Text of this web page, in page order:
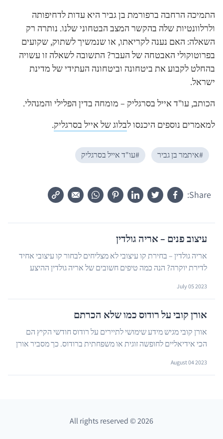
התמיכה הרחבה ברפורמת בן גביר היא עדות לדחיפותה
ולרלוונטיות שלה בהקשר המצב הבטחוני שלנו. נותרה רק
השאלה: האם נענה לקריאתו, או שנמשיך לשתוק, שקועים
בפרוטוקולי האבטחה של העבר? התשובה לשאלה זו עשויה
בהחלט לקבוע את ביטחונה וביטחונה העתידי של מדינת
ישראל.
הכותב, עו"ד אייל בסרגליק – מומחה בדין הפלילי והמנהלי.
למאמרים נוספים היכנסו לבלוג של אייל בסרגליק.
#איתמר בן גביר #עו"ד אייל בסרגליק
Share:
עיצוב פנים – אריה גולדין
אריה גולדין – בחירת קו עיצובי לא מצליחים לבחור קו עיצובי אחיד
לדירת יוקרה? הנה כמה טיפים חשובים של אריה גולדין ההיצע
July 05 2023
אורן קובי על רודוס כמו שלא הכרתם
אורן קובי מגיש מידע שימושי לתיירים על רודוס חודשי הקיץ הם
הכי אידיאליים לחופשה זוגית או משפחתית ברודוס. כך מסביר אורן
August 04 2023
All rights reserved©2026